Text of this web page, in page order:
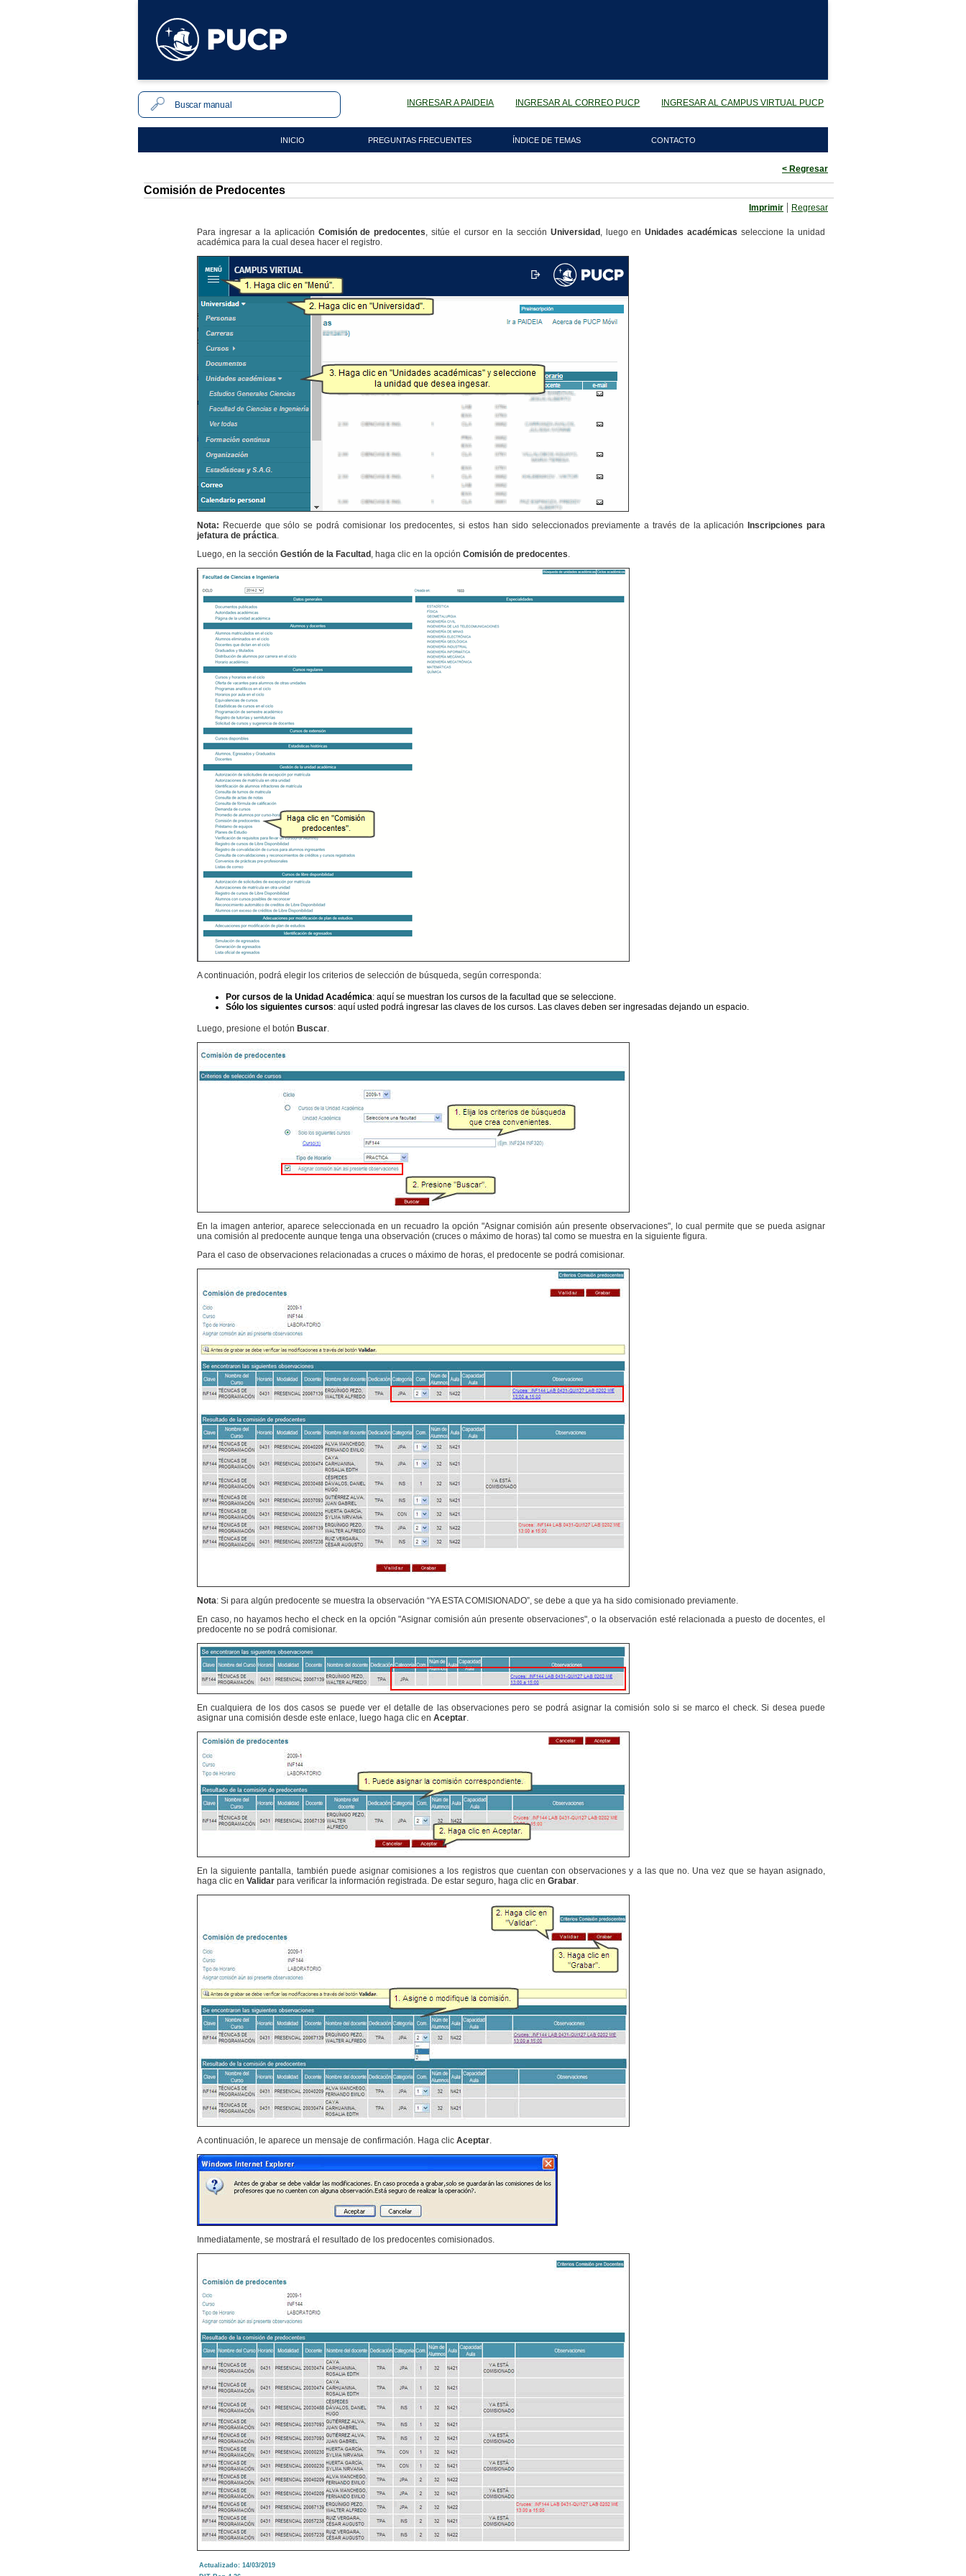
INGRESAR A PAIDEIA INGRESAR AL CORREO PUCP INGRESAR AL CAMPUS VIRTUAL PUCP
INICIO PREGUNTAS FRECUENTES ÍNDICE DE TEMAS CONTACTO
< Regresar
Comisión de Predocentes
Imprimir | Regresar
Para ingresar a la aplicación Comisión de predocentes, sitúe el cursor en la sección Universidad , luego enUnidades académicasseleccione la unidad
académica para la cual desea hacer el registro.
Nota: Recuerde que sólo se podrá comisionar los predocentes, si estos han sido seleccionados previamente a través de la aplicación
Inscripciones para
jefatura de práctica.
Luego, en la sección Gestión de la Facultad , haga clic en la opción Comisión de predocentes.
A continuación, podrá elegir los criterios de selección de búsqueda, según corresponda:
Por cursos de la Unidad Académica: aquí se muestran los cursos de la facultad que se seleccione.
Sólo los siguientes cursos: aquí usted podrá ingresar las claves de los cursos. Las claves deben ser ingresadas dejando un espacio.
Luego, presione el botón Buscar.
En la imagen anterior, aparece seleccionada en un recuadro la opción "Asignar comisión aún presente observaciones", lo cual permite que se pueda asignar
una comisión al predocente aunque tenga una observación (cruces o máximo de horas) tal como se muestra en la siguiente figura.
Para el caso de observaciones relacionadas a cruces o máximo de horas, el predocente se podrá comisionar.
Nota: Si para algún predocente se muestra la observación “YA ESTA COMISIONADO”, se debe a que ya ha sido comisionado previamente.
En caso, no hayamos hecho el check en la opción "Asignar comisión aún presente observaciones", o la observación esté relacionada a puesto de docentes, el
predocente no se podrá comisionar.
En cualquiera de los dos casos se puede ver el detalle de las observaciones pero se podrá asignar la comisión solo si se marco el check. Si desea puede
asignar una comisión desde este enlace, luego haga clic en Aceptar.
En la siguiente pantalla, también puede asignar comisiones a los registros que cuentan con observaciones y a las que no. Una vez que se hayan asignado,
haga clic en Validar para verificar la información registrada. De estar seguro, haga clic en Grabar.
A continuación, le aparece un mensaje de confirmación. Haga clic Aceptar.
Inmediatamente, se mostrará el resultado de los predocentes comisionados.
Actualizado: 14/03/2019